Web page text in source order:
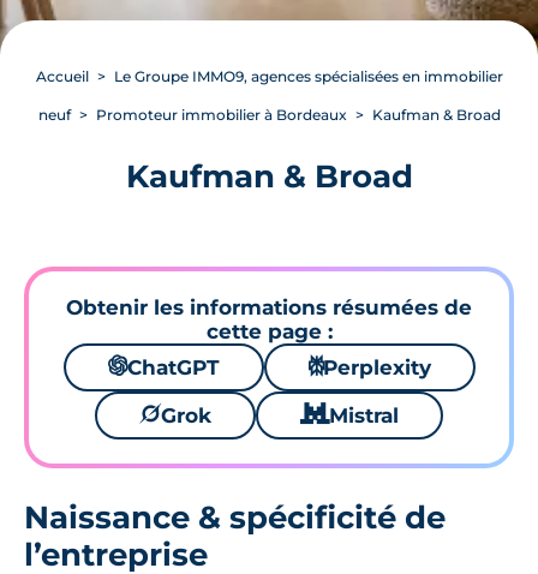
Accueil Le Groupe IMMO9, agences spécialisées en immobilier
neuf Promoteur immobilier à Bordeaux Kaufman & Broad
Kaufman & Broad
Obtenir les informations résumées de
cette page :
🌌ChatGPT ⚙Perplexity
🪐Grok 🐱 Mistral
Naissance & spécificité de
l’entreprise